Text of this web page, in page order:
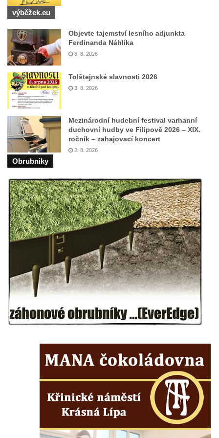
Silniční most v Horní ulici v Českém
Krumlově
výběžek.eu
Objevte tajemství lesního adjunkta
Ferdinanda Náhlíka
6. 8. 2026
Tolštejnské slavnosti 2026
3. 8. 2026
Mezinárodní hudební festival varhanní
duchovní hudby ve Filipově 2026 – XIX.
ročník – zahajovací koncert
2. 8. 2026
Obrubniky